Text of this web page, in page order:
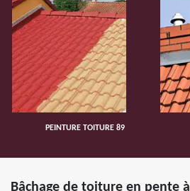
PEINTURE TOITURE 89
Bâchage de toiture en pente